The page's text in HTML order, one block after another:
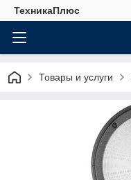
ТехникаПлюс
Товары и услуги